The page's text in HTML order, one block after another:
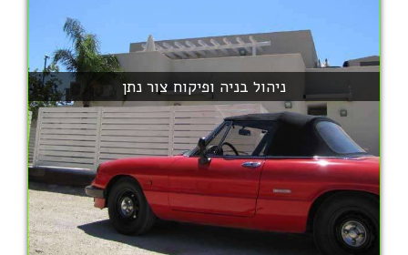
ניהול בניה ופיקוח צור נתן